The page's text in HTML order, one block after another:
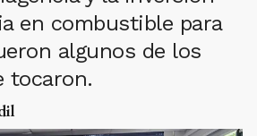
en combustible para
algunos de los
tocaron.